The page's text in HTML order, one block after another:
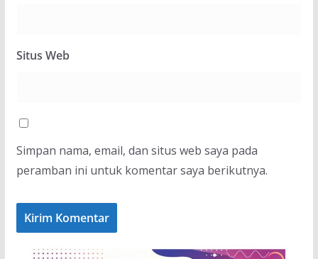
Situs Web
Simpan nama, email, dan situs web saya pada
peramban ini untuk komentar saya berikutnya.